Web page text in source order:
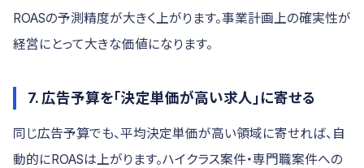
ROASの予測精度が大きく上がります。事業計画上の確実性が
経営にとって大きな価値になります。
7. 広告予算を「決定単価が高い求人」に寄せる
同じ広告予算でも、平均決定単価が高い領域に寄せれば、自
動的にROASは上がります。ハイクラス案件・専門職案件への